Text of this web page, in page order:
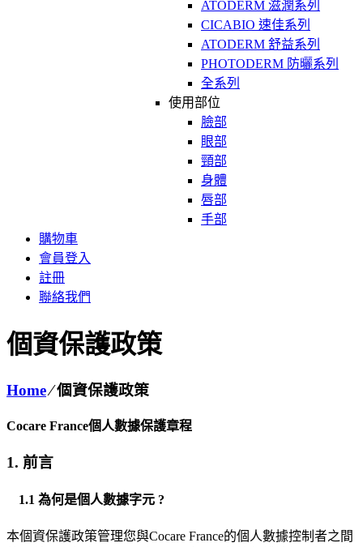
ATODERM 滋潤系列
CICABIO 速佳系列
ATODERM 舒益系列
PHOTODERM 防曬系列
全系列
使用部位
臉部
眼部
頸部
身體
唇部
手部
購物車
會員登入
註冊
聯絡我們
個資保護政策
Home⁄個資保護政策
Cocare France個人數據保護章程
1. 前言
1.1 為何是個人數據字元 ?
本個資保護政策管理您與Cocare France的個人數據控制者之間